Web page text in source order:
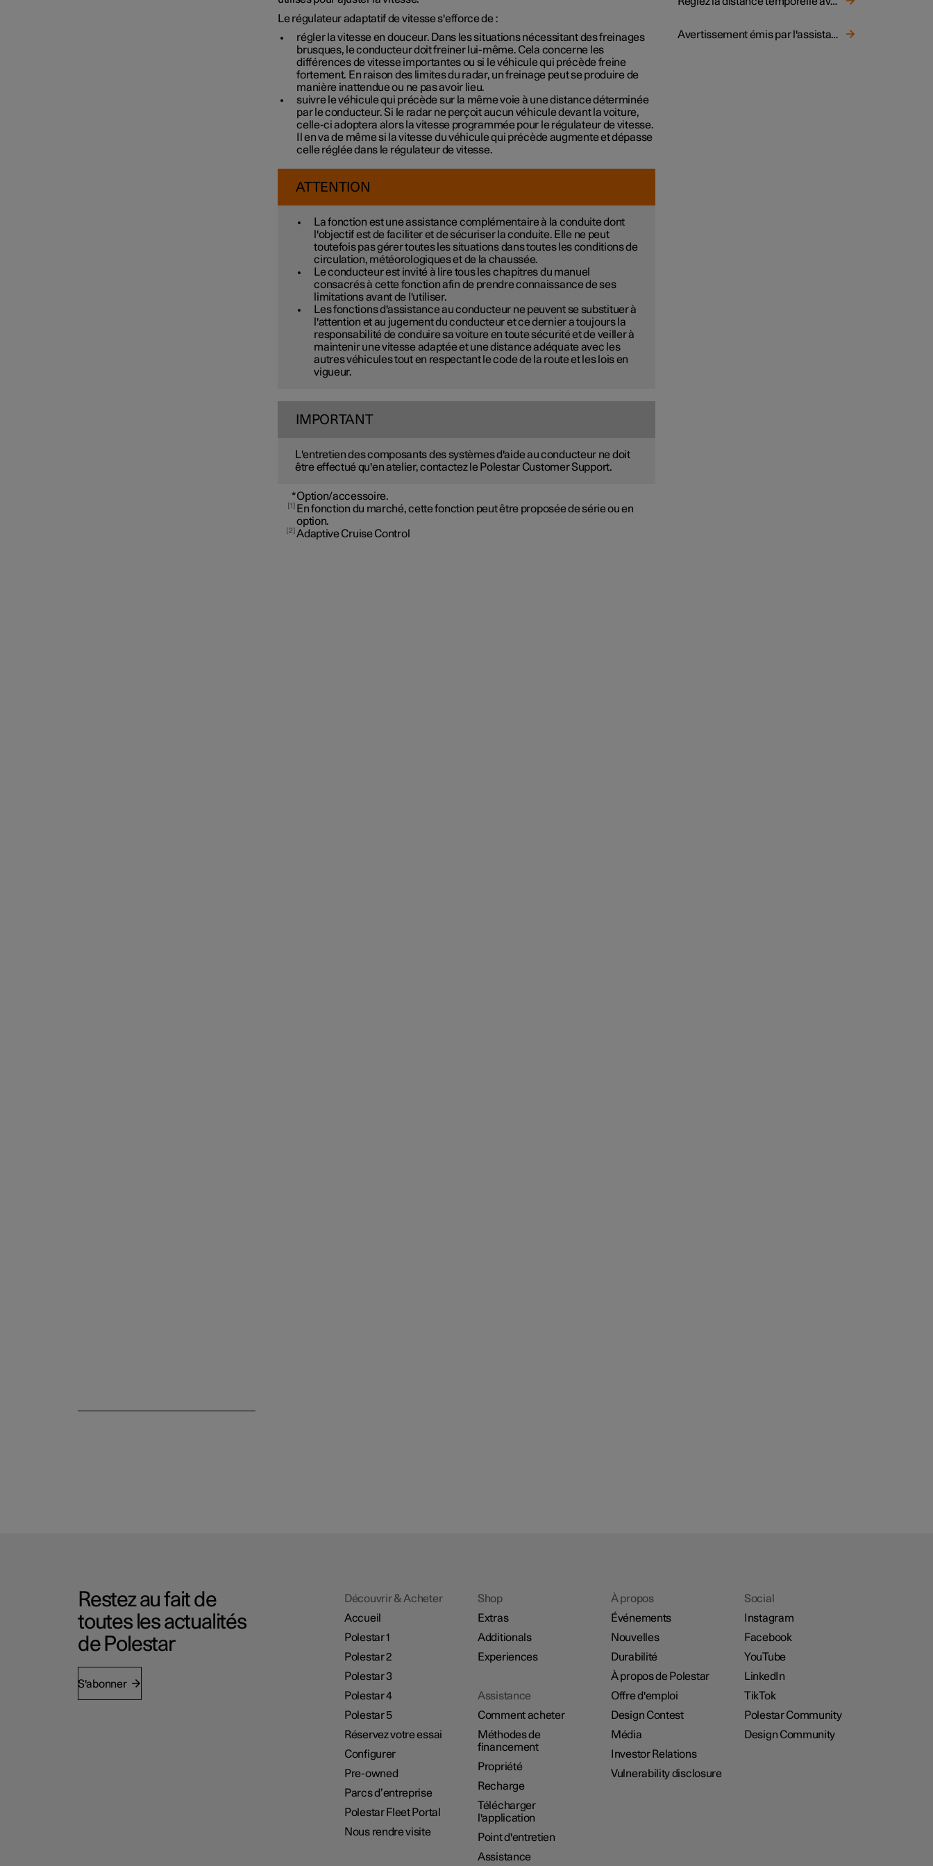
Le régulateur adaptatif de vitesse s'efforce de :
régler la vitesse en douceur. Dans les situations nécessitant des freinages
brusques, le conducteur doit freiner lui-même. Cela concerne les
différences de vitesse importantes ou si le véhicule qui précède freine
fortement. En raison des limites du radar, un freinage peut se produire de
manière inattendue ou ne pas avoir lieu.
suivre le véhicule qui précède sur la même voie à une distance déterminée
par le conducteur. Si le radar ne perçoit aucun véhicule devant la voiture,
celle-ci adoptera alors la vitesse programmée pour le régulateur de vitesse.
Il en va de même si la vitesse du véhicule qui précède augmente et dépasse
celle réglée dans le régulateur de vitesse.
ATTENTION
La fonction est une assistance complémentaire à la conduite dont
l'objectif est de faciliter et de sécuriser la conduite. Elle ne peut
toutefois pas gérer toutes les situations dans toutes les conditions de
circulation, météorologiques et de la chaussée.
Le conducteur est invité à lire tous les chapitres du manuel
consacrés à cette fonction afin de prendre connaissance de ses
limitations avant de l'utiliser.
Les fonctions d'assistance au conducteur ne peuvent se substituer à
l'attention et au jugement du conducteur et ce dernier a toujours la
responsabilité de conduire sa voiture en toute sécurité et de veiller à
maintenir une vitesse adaptée et une distance adéquate avec les
autres véhicules tout en respectant le code de la route et les lois en
vigueur.
IMPORTANT
L'entretien des composants des systèmes d'aide au conducteur ne doit
être effectué qu'en atelier, contactez le Polestar Customer Support.
*Option/accessoire.
1
En fonction du marché, cette fonction peut être proposée de série ou en
option.
2 Adaptive Cruise Control
Avertissement émis par l'assistance au conducteur en cas de risque de collision
Restez au fait de
toutes les actualités
de Polestar
S'abonner
Découvrir & Acheter
Accueil
Polestar 1
Polestar 2
Polestar 3
Polestar 4
Polestar 5
Réservez votre essai
Configurer
Pre-owned
Parcs d’entreprise
Polestar Fleet Portal
Nous rendre visite
Shop
Extras
Additionals
Experiences
Assistance
Comment acheter
Méthodes de
financement
Propriété
Recharge
Télécharger
l'application
Point d'entretien
Assistance
À propos
Événements
Nouvelles
Durabilité
À propos de Polestar
Offre d'emploi
Design Contest
Média
Investor Relations
Vulnerability disclosure
Social
Instagram
Facebook
YouTube
LinkedIn
TikTok
Polestar Community
Design Community